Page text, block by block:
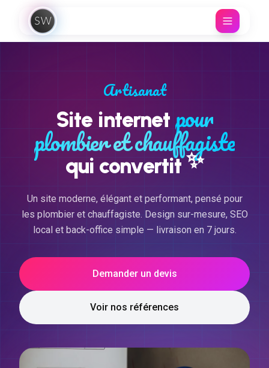
Aller au contenu
Artisanat
Site internet pour
plombier et chauffagiste
qui convertit ✨
Un site moderne, élégant et performant, pensé pour
les plombier et chauffagiste. Design sur-mesure, SEO
local et back-office simple — livraison en 7 jours.
Demander un devis
Voir nos références